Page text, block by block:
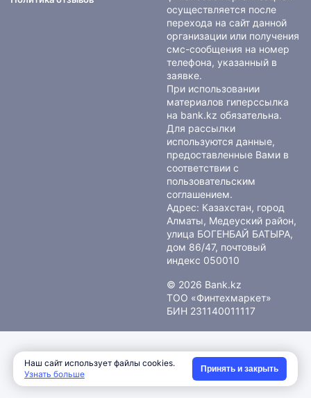
осуществляется после
перехода на сайт данной
организации или получения
смс-сообщения на номер
телефона, указанный в
заявке.
При использовании
материалов гиперссылка
на bank.kz обязательна.
Для рассылки
используются данные,
предоставленные Вами в
соответствии с
пользовательским
соглашением.
Адрес: Казахстан, город
Алматы, Медеуский район,
улица БОГЕНБАЙ БАТЫРА,
дом 86/47, почтовый
индекс 050010
© 2026 Bank.kz
ТОО «Финтехмаркет»
БИН 231140011117
Наш сайт использует файлы cookies.
Узнать больше
Принять и закрыть